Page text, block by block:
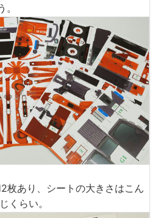
枚あり、シートの大きさはこん
くらい。